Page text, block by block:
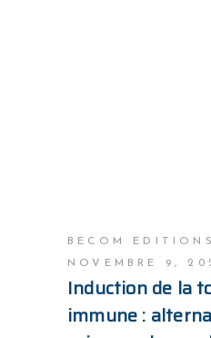
BECOM EDITIONS
NOVEMBRE 9,
Induction de la
immune :